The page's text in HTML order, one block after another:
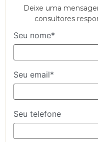
Deixe uma
consultores
Seu nome*
Seu email*
Seu telefone